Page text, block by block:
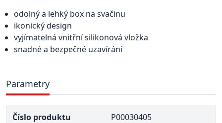
odolný a lehký box na svačinu
ikonický design
vyjímatelná vnitřní silikonová vložka
snadné a bezpečné uzavírání
Parametry
Číslo produktu P00030405